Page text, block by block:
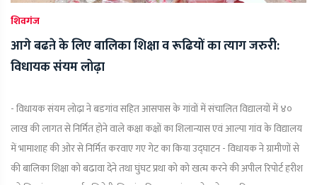
शिवगंज
आगे बढऩे के लिए बालिका शिक्षा व रूढियों का त्याग जरुरी:
विधायक संयम लोढ़ा
- विधायक संयम लोढ़ा ने बडगांव सहित आसपास के गांवों में संचालित विद्यालयों में ४०
लाख की लागत से निर्मित होने वाले कक्षा कक्षों का शिलान्यास एवं आल्पा गांव के विद्यालय
में भामाशाह की ओर से निर्मित करवाए गए गेट का किया उद्घाटन - विधायक ने ग्रामीणों से
की बालिका शिक्षा को बढावा देने तथा घुंघट प्रथा को को खत्म करने की अपील रिपोर्ट हरीश